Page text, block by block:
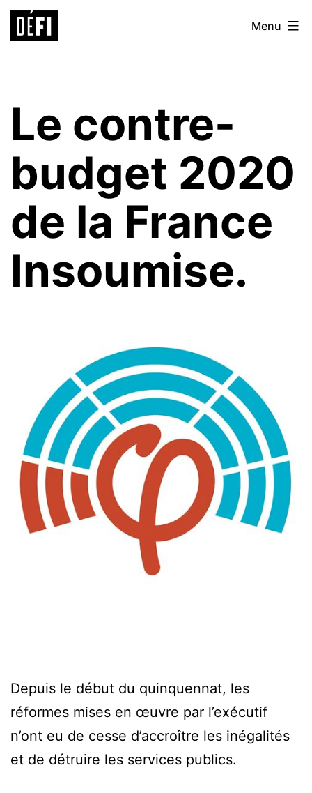
Aller
Défi
Menu
Le contre-
budget 2020
de la France
Insoumise.
Depuis le début du quinquennat, les
réformes mises en œuvre par l’exécutif
n’ont eu de cesse d’accroître les inégalités
et de détruire les services publics.